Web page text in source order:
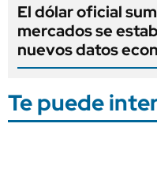
El dólar oficial
mercados se
nuevos datos
Te puede